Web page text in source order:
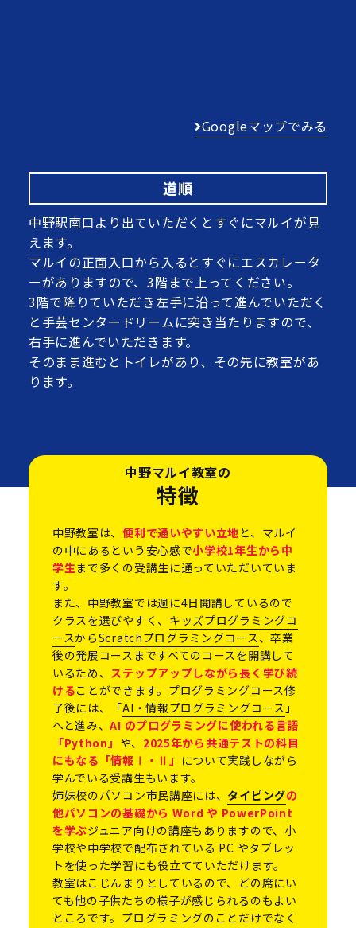
Googleマップでみる
道順
中野駅南口より出ていただくとすぐにマルイが見
えます。
マルイの正面入口から入るとすぐにエスカレータ
ーがありますので、3階まで上ってください。
3階で降りていただき左手に沿って進んでいただく
と手芸センタードリームに突き当たりますので、
右手に進んでいただきます。
そのまま進むとトイレがあり、その先に教室があ
ります。
中野マルイ教室の
特徴
中野教室は、便利で通いやすい立地と、マルイ
の中にあるという安心感で小学校1年生から中
学生まで多くの受講生に通っていただいていま
す。
また、中野教室では週に4日開講しているので
クラスを選びやすく、 キッズプログラミングコ
ースからScratchプログラミングコース、卒業
後の発展コースまですべてのコースを開講して
いるため、 ステップアップしながら長く学び続
けることができます。プログラミングコース修
了後には、「AI・情報プログラミングコース 」
へと進み、AI のプログラミングに使われる言語
「Python」 や、 2025年から共通テストの科目
にもなる「情報Ⅰ・Ⅱ」 について実践しながら
学んでいる受講生もいます。
姉妹校のパソコン市民講座には、 タイピングの
他パソコンの基礎から Word や PowerPoint
を学ぶジュニア向けの講座もありますので、小
学校や中学校で配布されている PC やタブレッ
トを使った学習にも役立てていただけます。
教室はこじんまりとしているので、どの席にい
ても他の子供たちの様子が感じられるのもよい
ところです。プログラミングのことだけでなく